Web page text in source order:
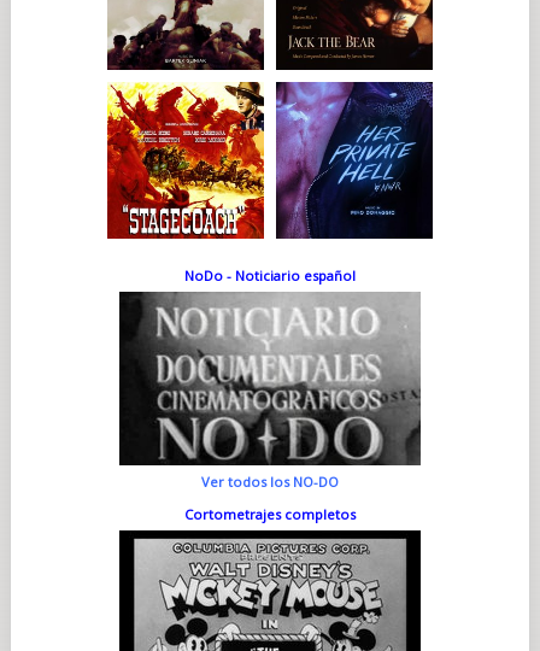
NoDo - Noticiario español
Ver todos los NO-DO
Cortometrajes completos